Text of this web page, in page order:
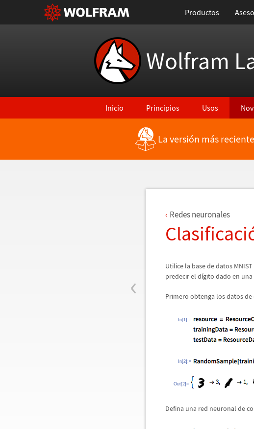
Productos
Wolfram
Inicio Principios Usos
Regresar a Características más recientes
La versión más
‹
Redes neuronales
Clasificaci
Utilice la base de datos MNIST
predecir el dígito dado en una
Primero obtenga los datos
In[1]:=
In[2]:=
Out[2]=
Defina una red neuronal de